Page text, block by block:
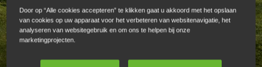
Door op “Alle cookies accepteren” te klikken gaat u akkoord met het opslaan
van cookies op uw apparaat voor het verbeteren van websitenavigatie, het
analyseren van websitegebruik en om ons te helpen bij onze
marketingprojecten.